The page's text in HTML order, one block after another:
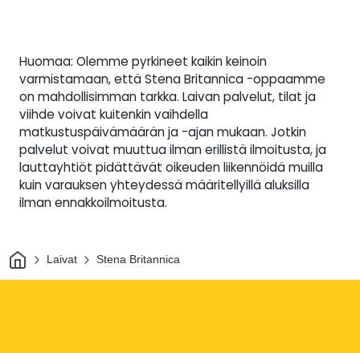
Huomaa: Olemme pyrkineet kaikin keinoin
varmistamaan, että Stena Britannica -oppaamme
on mahdollisimman tarkka. Laivan palvelut, tilat ja
viihde voivat kuitenkin vaihdella
matkustuspäivämäärän ja -ajan mukaan. Jotkin
palvelut voivat muuttua ilman erillistä ilmoitusta, ja
lauttayhtiöt pidättävät oikeuden liikennöidä muilla
kuin varauksen yhteydessä määritellyillä aluksilla
ilman ennakkoilmoitusta.
KotiinLaivat Stena Britannica